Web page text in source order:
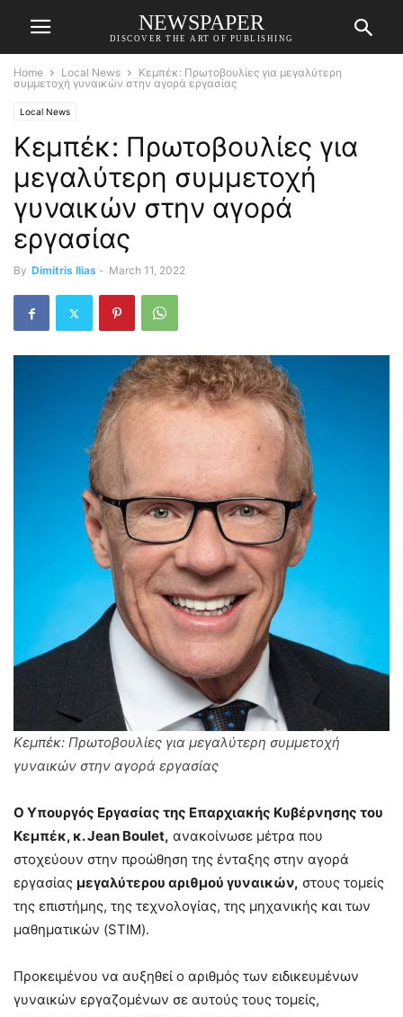
NEWSPAPER
DISCOVER THE ART OF PUBLISHING
Home Local News
Κεμπέκ: Πρωτοβουλίες για μεγαλύτερη
συμμετοχή γυναικών στην αγορά εργασίας
Local News
Κεμπέκ: Πρωτοβουλίες για
μεγαλύτερη συμμετοχή
γυναικών στην αγορά
εργασίας
By Dimitris Ilias - March 11, 2022
Κεμπέκ: Πρωτοβουλίες για μεγαλύτερη συμμετοχή
γυναικών στην αγορά εργασίας
Ο Υπουργός Εργασίας της Επαρχιακής Κυβέρνησης του
Κεμπέκ, κ. Jean Boulet, ανακοίνωσε μέτρα που
στοχεύουν στην προώθηση της ένταξης στην αγορά
εργασίας μεγαλύτερου αριθμού γυναικών, στους τομείς
της επιστήμης, της τεχνολογίας, της μηχανικής και των
μαθηματικών (STIM).
Προκειμένου να αυξηθεί ο αριθμός των ειδικευμένων
γυναικών εργαζομένων σε αυτούς τους τομείς,